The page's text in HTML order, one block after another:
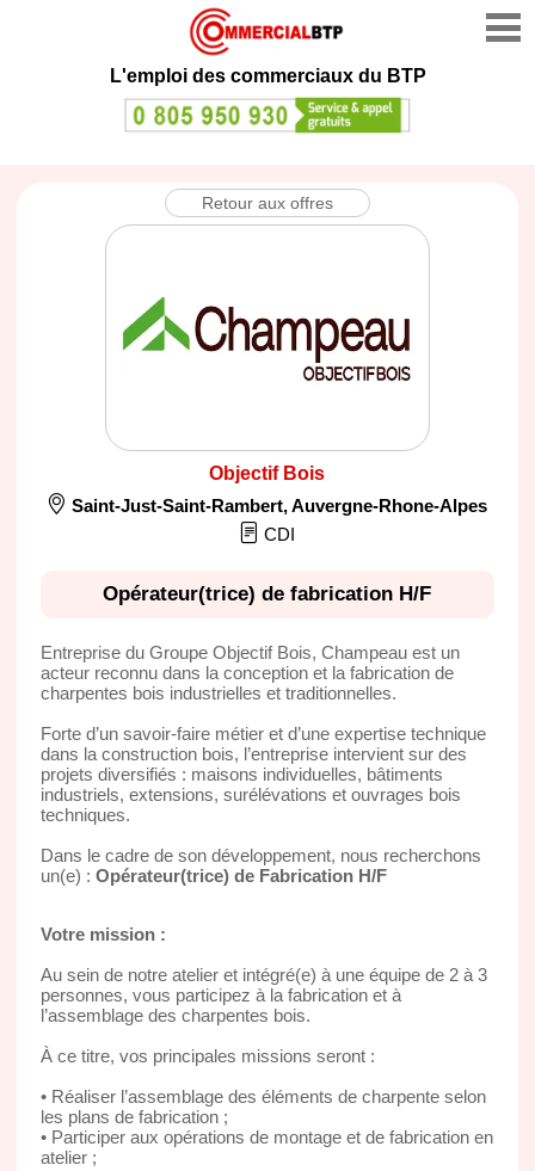
L'emploi des commerciaux du BTP
Retour aux offres
Objectif Bois
Saint-Just-Saint-Rambert,Auvergne-Rhone-Alpes
CDI
Opérateur(trice) de fabrication H/F
Entreprise du Groupe Objectif Bois, Champeau est un
acteur reconnu dans la conception et la fabrication de
charpentes bois industrielles et traditionnelles.
Forte d’un savoir-faire métier et d’une expertise technique
dans la construction bois, l’entreprise intervient sur des
projets diversifiés : maisons individuelles, bâtiments
industriels, extensions, surélévations et ouvrages bois
techniques.
Dans le cadre de son développement, nous recherchons
un(e) : Opérateur(trice) de Fabrication H/F
Votre mission :
Au sein de notre atelier et intégré(e) à une équipe de 2 à 3
personnes, vous participez à la fabrication et à
l’assemblage des charpentes bois.
À ce titre, vos principales missions seront :
• Réaliser l’assemblage des éléments de charpente selon
les plans de fabrication ;
• Participer aux opérations de montage et de fabrication en
atelier ;